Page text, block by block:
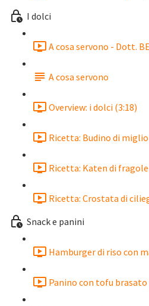
I dolci
A cosa servono - Dott.
A cosa servono
Overview: i dolci (3:18)
Ricetta: Budino di miglio
Ricetta: Katen di fragole
Ricetta: Crostata di
Snack e panini
Hamburger di riso con
Panino con tofu brasato